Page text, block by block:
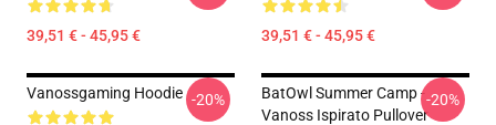
39,51 € - 45,95 € 39,51 € - 45,95 €
Vanossgaming Hoodie -20%
BatOwl Summer Camp -
Vanoss Ispirato Pullover
-20%